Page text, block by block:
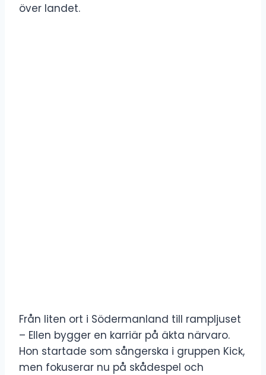
över landet.
Från liten ort i Södermanland till rampljuset
– Ellen bygger en karriär på äkta närvaro.
Hon startade som sångerska i gruppen Kick,
men fokuserar nu på skådespel och